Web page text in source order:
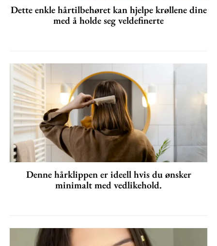
Dette enkle hårtilbehøret kan hjelpe krøllene dine
med å holde seg veldefinerte
Denne hårklippen er ideell hvis du ønsker
minimalt med vedlikehold.